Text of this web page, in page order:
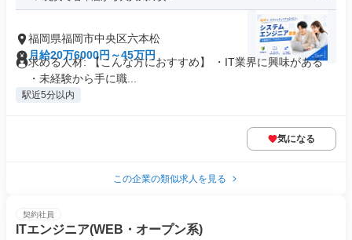
福岡県福岡市中央区六本松
月給20万6000円～45万円
求める人材: 【こんな方におすすめ】 ・IT業界に興味がある
・未経験から手に職...
駅近5分以内
気になる
この企業の類似求人を見る
契約社員
ITエンジニア(WEB・オープン系)